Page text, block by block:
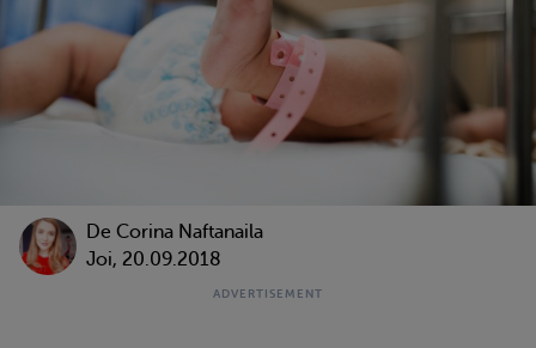
De Corina Naftanaila
Joi, 20.09.2018